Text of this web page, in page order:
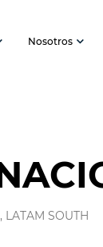
Nosotros
LATAM SOUTH